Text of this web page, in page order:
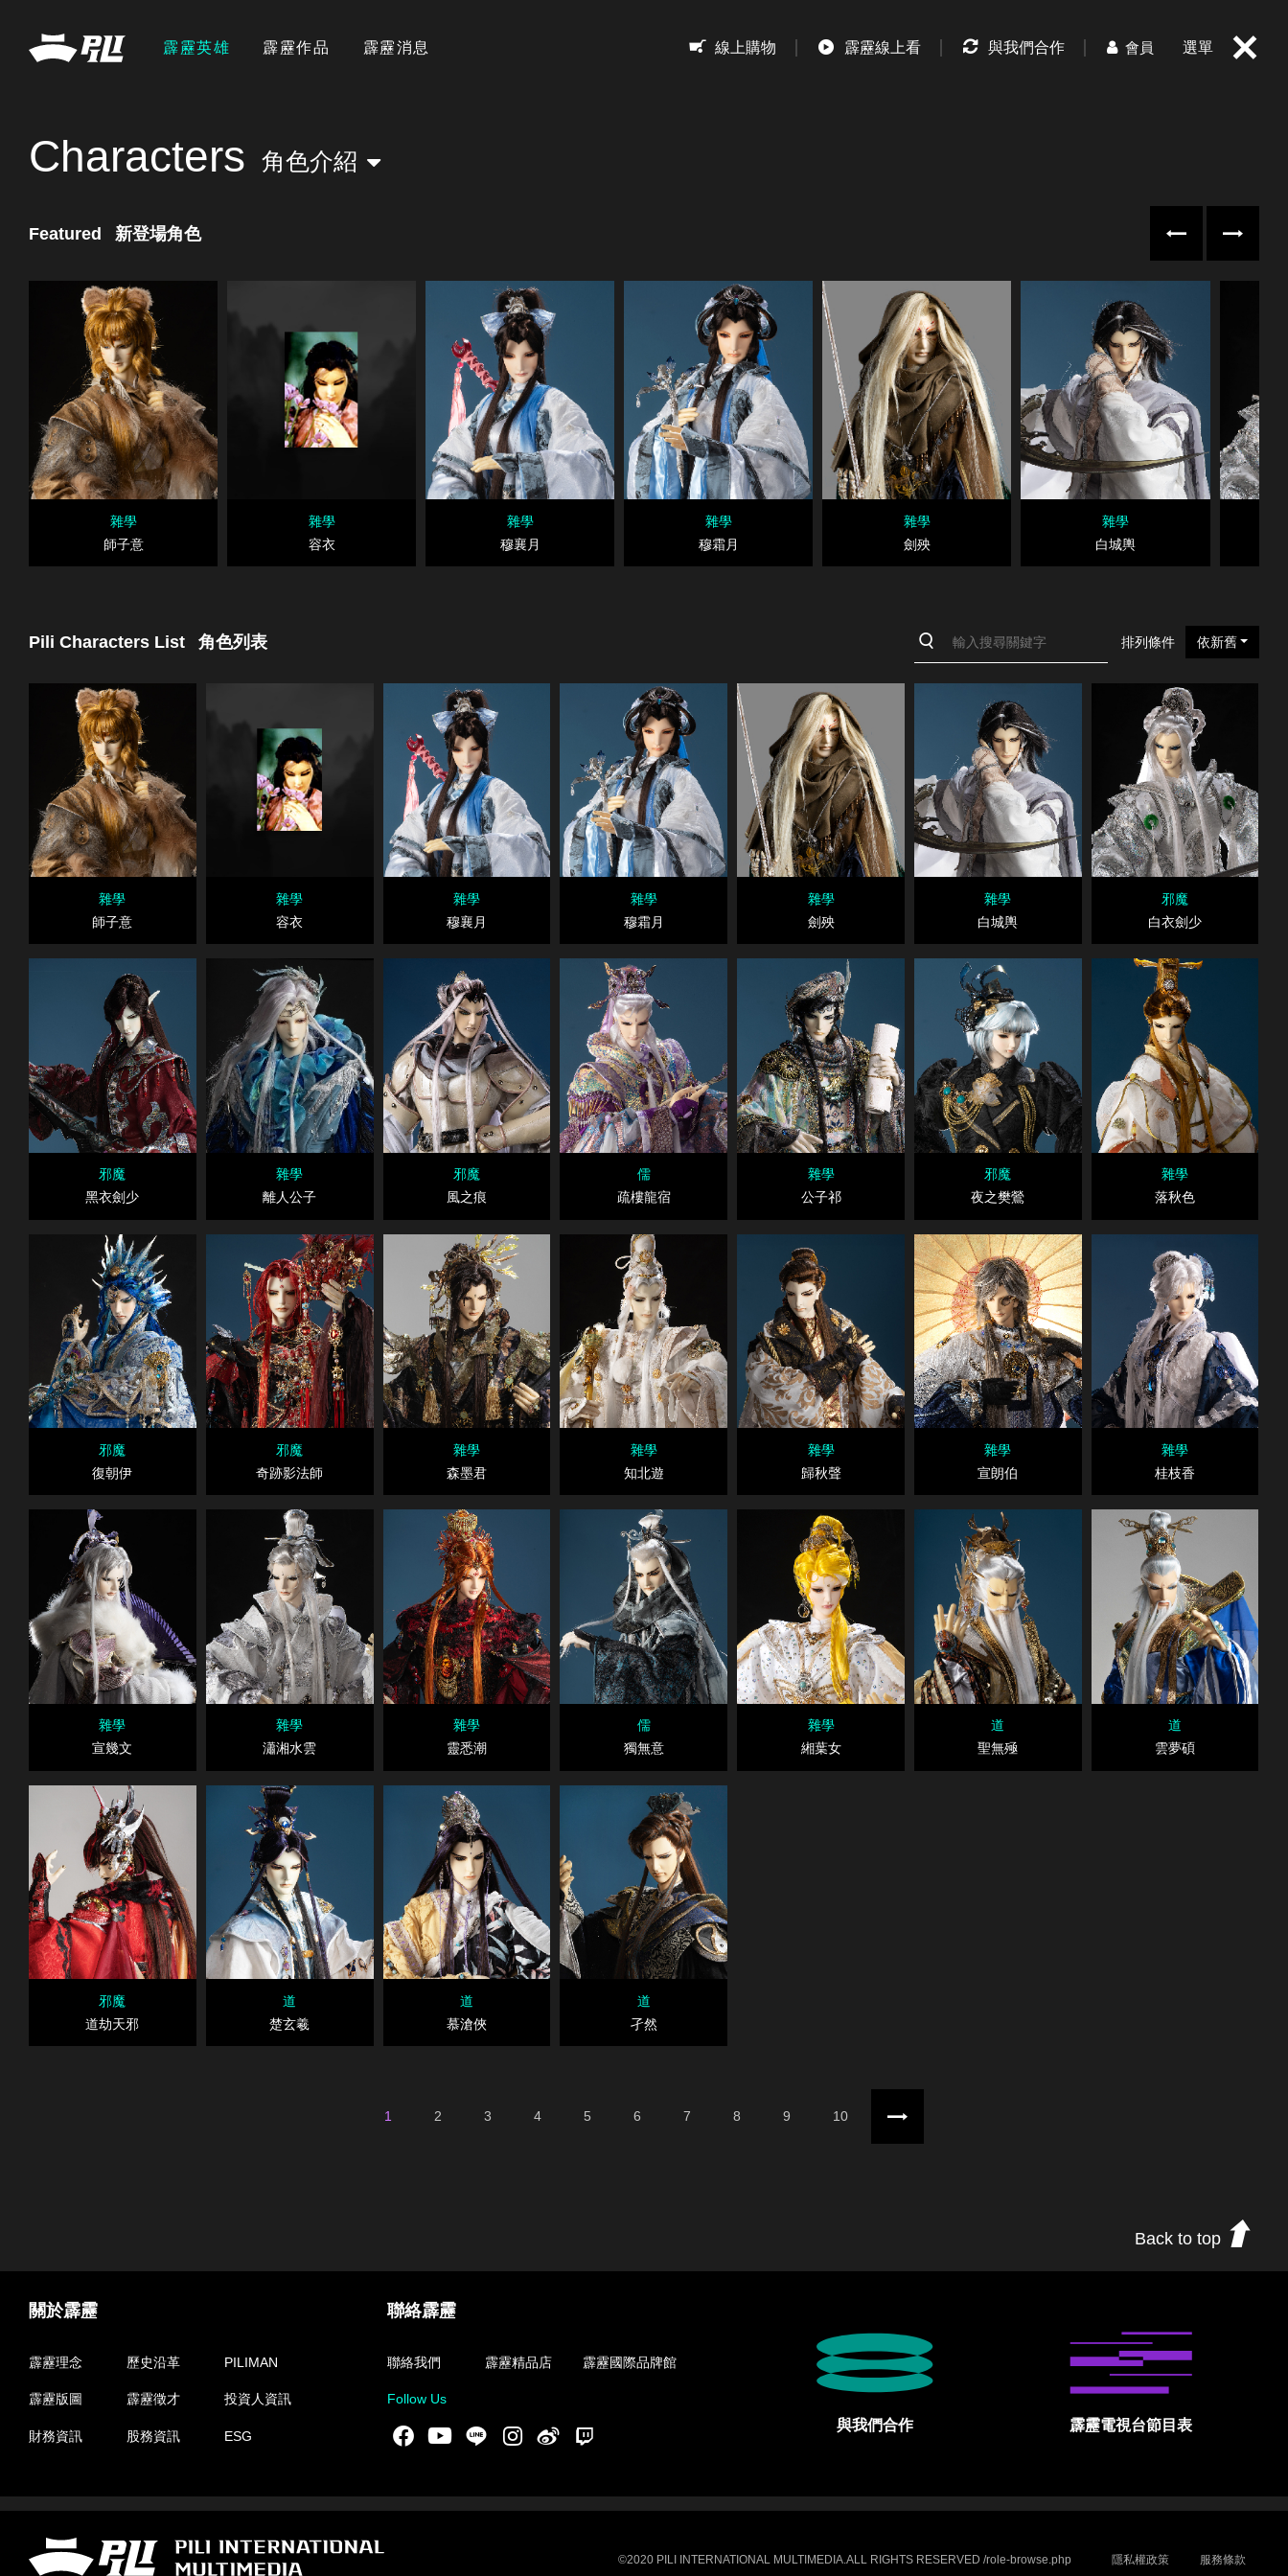
霹靂英雄 霹靂作品 霹靂消息 線上購物 霹靂線上看 與我們合作 會員 選單
Characters 角色介紹
Featured 新登場角色
雜學
師子意
雜學
容衣
雜學
穆襄月
雜學
穆霜月
雜學
劍殃
雜學
白城輿
Pili Characters List 角色列表 排列條件 依新舊
雜學
師子意
雜學
容衣
雜學
穆襄月
雜學
穆霜月
雜學
劍殃
雜學
白城輿
邪魔
白衣劍少
邪魔
黑衣劍少
雜學
離人公子
邪魔
風之痕
儒
疏樓龍宿
雜學
公子祁
邪魔
夜之樊鶯
雜學
落秋色
邪魔
復朝伊
邪魔
奇跡影法師
雜學
森墨君
雜學
知北遊
雜學
歸秋聲
雜學
宣朗伯
雜學
桂枝香
雜學
宣幾文
雜學
瀟湘水雲
雜學
靈悉潮
儒
獨無意
雜學
緗葉女
道
聖無殛
道
雲夢碩
邪魔
道劫天邪
道
楚玄羲
道
慕滄俠
道
孑然
1 2 3 4 5 6 7 8 9 10 下一頁
Back to top
關於霹靂
霹靂理念 歷史沿革 PILIMAN
霹靂版圖 霹靂徵才 投資人資訊
財務資訊 股務資訊 ESG
聯絡霹靂
聯絡我們 霹靂精品店 霹靂國際品牌館
Follow Us
Facebook
YoutubeLINE Instgram新浪微博 與我們合作 霹靂電視台節目表
霹靂國際多媒體股份有限公司 PILI INTERNATIONAL MULTIMEDIA
©2020 PILI INTERNATIONAL MULTIMEDIA.ALL RIGHTS RESERVED /role-browse.php 隱私權政策 服務條款